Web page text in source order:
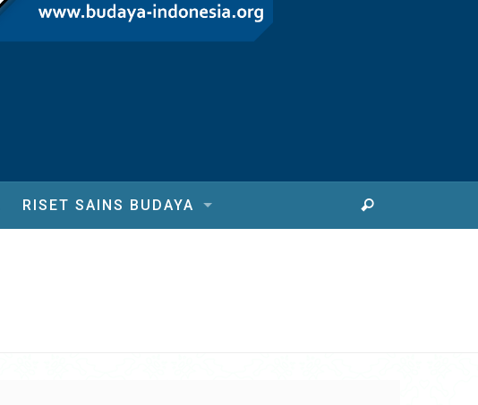
RISET SAINS BUDAYA